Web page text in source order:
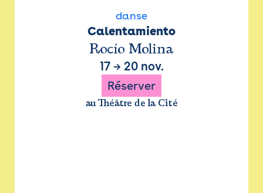
danse
Calentamiento
Rocío Molina
17→ 20 nov.
Réserver
au Théâtre de la Cité